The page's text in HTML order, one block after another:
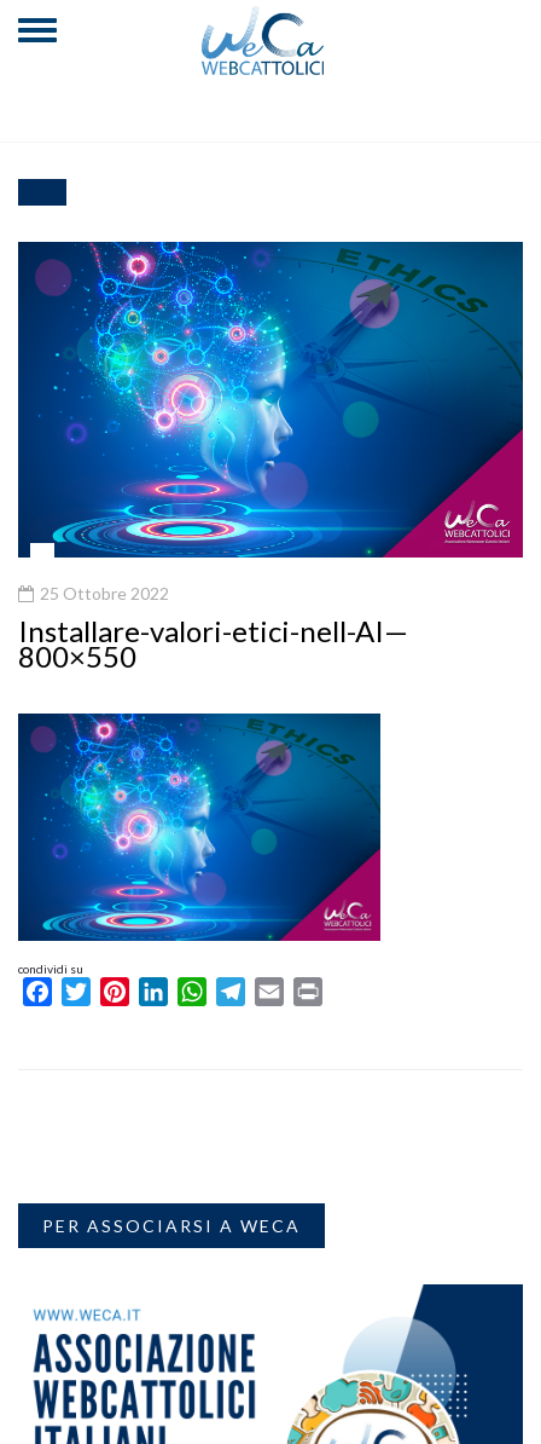
25 Ottobre 2022
Installare-valori-etici-nell-AI—
800×550
condividi su
FacebookTwitterPinterestLinkedInWhatsAppTelegram
Email
PER ASSOCIARSI A WECA